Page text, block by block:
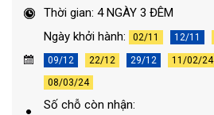
Thời gian: 4 NGÀY 3 ĐÊM
Ngày khởi hành:
02/11 12/11
09/12 22/12 29/12 11/02/24
08/03/24
Số chỗ còn nhận: